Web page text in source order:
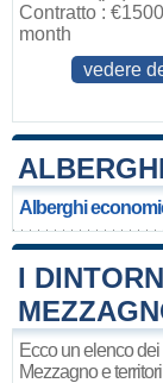
Contratto :
month
vedere
Alberghi
I
Ecco un elenco
Mezzagno e